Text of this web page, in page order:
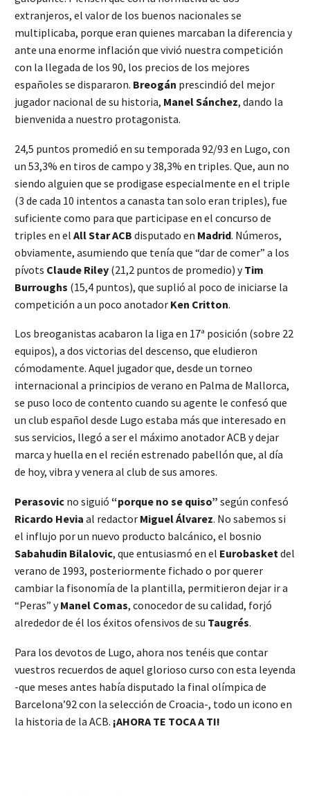
extranjeros, el valor de los buenos nacionales se
multiplicaba, porque eran quienes marcaban la diferencia y
ante una enorme inflación que vivió nuestra competición
con la llegada de los 90, los precios de los mejores
españoles se dispararon. Breogán prescindió del mejor
jugador nacional de su historia, Manel Sánchez, dando la
bienvenida a nuestro protagonista.
24,5 puntos promedió en su temporada 92/93 en Lugo, con
un 53,3% en tiros de campo y 38,3% en triples. Que, aun no
siendo alguien que se prodigase especialmente en el triple
(3 de cada 10 intentos a canasta tan solo eran triples), fue
suficiente como para que participase en el concurso de
triples en el All Star ACB disputado en Madrid. Números,
obviamente, asumiendo que tenía que “dar de comer” a los
pívots Claude Riley (21,2 puntos de promedio) yTim
Burroughs (15,4 puntos), que suplió al poco de iniciarse la
competición a un poco anotador Ken Critton.
Los breoganistas acabaron la liga en 17ª posición (sobre 22
equipos), a dos victorias del descenso, que eludieron
cómodamente. Aquel jugador que, desde un torneo
internacional a principios de verano en Palma de Mallorca,
se puso loco de contento cuando su agente le confesó que
un club español desde Lugo estaba más que interesado en
sus servicios, llegó a ser el máximo anotador ACB y dejar
marca y huella en el recién estrenado pabellón que, al día
de hoy, vibra y venera al club de sus amores.
Perasovic no siguió “porque no se quiso” según confesó
Ricardo Hevia al redactor Miguel Álvarez. No sabemos si
el influjo por un nuevo producto balcánico, el bosnio
Sabahudin Bilalovic, que entusiasmó en el Eurobasketdel
verano de 1993, posteriormente fichado o por querer
cambiar la fisonomía de la plantilla, permitieron dejar ir a
“Peras” yManel Comas, conocedor de su calidad, forjó
alrededor de él los éxitos ofensivos de su Taugrés.
Para los devotos de Lugo, ahora nos tenéis que contar
vuestros recuerdos de aquel glorioso curso con esta leyenda
-que meses antes había disputado la final olímpica de
Barcelona’92 con la selección de Croacia-, todo un icono en
la historia de la ACB. ¡AHORA TE TOCA A TI!